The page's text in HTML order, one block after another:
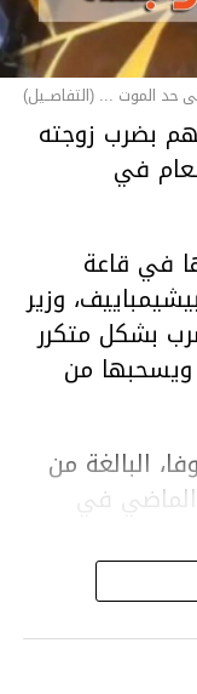
حد الموت ... (التفاصــيل)
بضرب زوجته
في
في قاعة
وزير
بشكل متكرر
ويسحبها من
البالغة من
الماضي في
نوكينوفا
إحدى عظام
متعددة على